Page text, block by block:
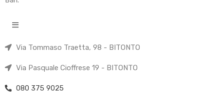
Via Tommaso Traetta, 98 - BITONTO
Via Pasquale Cioffrese 19 - BITONTO
080 375 9025